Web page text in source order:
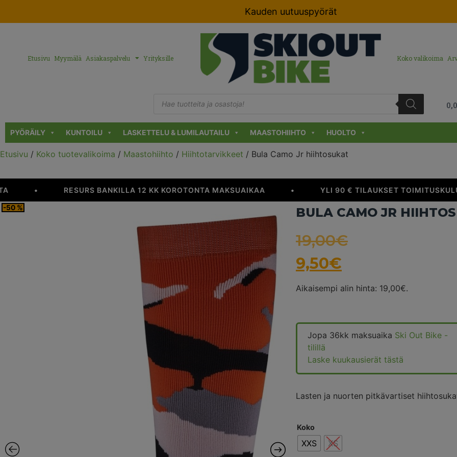
Kauden uutuuspyörät
Etusivu Myymälä Asiakaspalvelu Yrityksille Koko valikoima
PYÖRÄILY KUNTOILU LASKETTELU & LUMILAUTAILU MAASTOHIIHTO HUOLTO
Etusivu / Koko tuotevalikoima / Maastohiihto / Hiihtotarvikkeet / Bula Camo Jr hiihtosukat
RESURS BANKILLA 12 KK KOROTONTA MAKSUAIKAA YLI 90 € TILAUKSET
-50 % BULA CAMO JR
19,00€
9,50€
Aikaisempi alin hinta: 19,00€.
Jopa 36kk maksuaika Ski Out Bike -
tilillä
Laske kuukausierät tästä
Lasten ja nuorten pitkävartiset
Koko
XXS XS